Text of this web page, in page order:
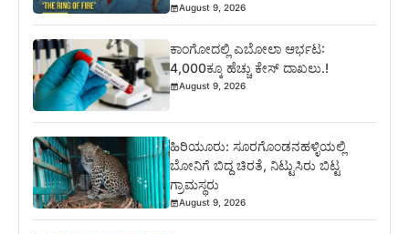
August 9, 2026
ಕಾಂಗೋದಲ್ಲಿ ಎಬೋಲಾ ಆರ್ಭಟ:
4,000ಕ್ಕೂ ಹೆಚ್ಚು ಕೇಸ್ ದಾಖಲು.!
August 9, 2026
ಹಿರಿಯೂರು: ಸೂರಗೊಂಡನಹಳ್ಳಿಯಲ್ಲಿ
ಬೋನಿಗೆ ಬಿದ್ದ ಚಿರತೆ, ನಿಟ್ಟುಸಿರು ಬಿಟ್ಟ
ಗ್ರಾಮಸ್ಥರು
August 9, 2026